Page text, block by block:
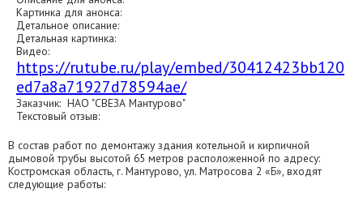
Картинка для анонса:
Детальное описание:
Детальная картинка:
Видео:
https://rutube.ru/play/embed/30412423bb120
ed7a8a71927d78594ae/
Заказчик: НАО "СВЕЗА Мантурово"
Текстовый отзыв:
В состав работ по демонтажу здания котельной и кирпичной
дымовой трубы высотой 65 метров расположенной по адресу:
Костромская область, г. Мантурово, ул. Матросова 2 «Б», входят
следующие работы: